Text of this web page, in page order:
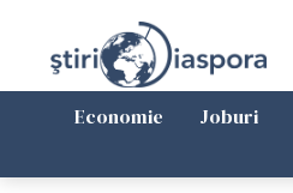
Economie Joburi